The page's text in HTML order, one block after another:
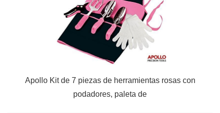
Apollo Kit de 7 piezas de herramientas rosas con
podadores, paleta de